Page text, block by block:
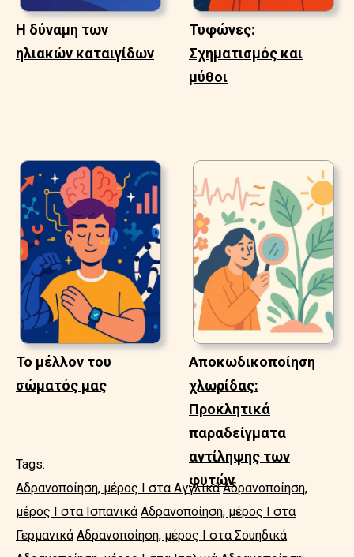
Η δύναμη των
ηλιακών καταιγίδων
Τυφώνες:
Σχηματισμός και
μύθοι
Το μέλλον του
σώματός μας
Αποκωδικοποίηση
χλωρίδας:
Προκλητικά
παραδείγματα
αντίληψης των
φυτών
Tags:
Αδρανοποίηση, μέρος Ι στα Αγγλικά Αδρανοποίηση,
μέρος Ι στα Ισπανικά Αδρανοποίηση, μέρος Ι στα
Γερμανικά Αδρανοποίηση, μέρος Ι στα Σουηδικά